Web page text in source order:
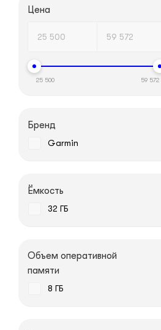
Цена
25 500 59 572
Бренд
Garmin
Ёмкость
32 ГБ
Объем оперативной
памяти
8 ГБ